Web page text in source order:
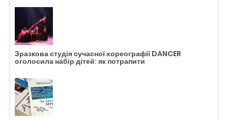
Зразкова студія сучасної хореографії DANCER
оголосила набір дітей: як потрапити